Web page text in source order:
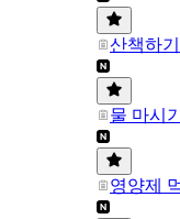
산책하
물 마시
영양제